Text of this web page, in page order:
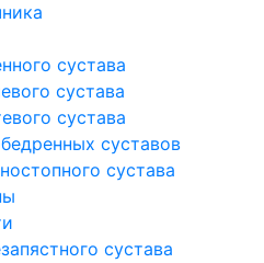
сустава
сустава
сустава
суставов
сустава
сустава